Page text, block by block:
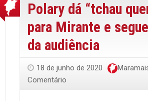
Polary dá “tchau
para Mirante e
da audiência
18 de junho de 2020
Comentário